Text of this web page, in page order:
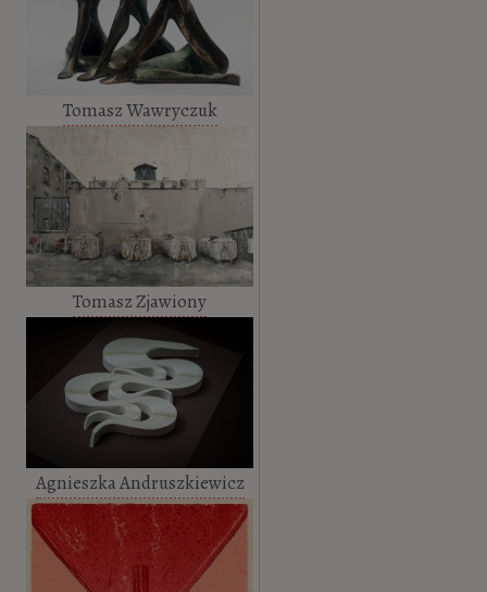
Tomasz Wawryczuk
Tomasz Zjawiony
Agnieszka Andruszkiewicz